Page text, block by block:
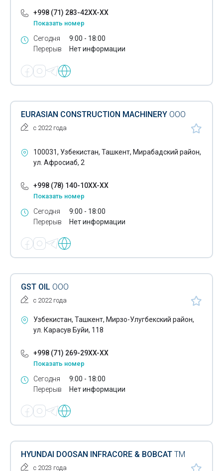
Аренда автобусов
Радиаторы для автобусов
Радиаторы для грузовых автомобилей
Ремонт автомобильных дисков
Ремонт автомобильных коробок передач
Ремонт автостекол
Ремонт коленчатых валов
Ремонт топливной аппаратуры высокого давления
Техосмотр автомобилей
Тормозные жидкости автомобилей
Тормозные колодки
Чистка инжекторов
Шиномонтаж легковых автомобилей
Шины
Эвакуация автомобилей
Электрические автозаправочные станции
Автокраны
Автосалоны грузовых автомобилей
+998 (71) 283-42XX-XX
Показать номер
Сегодня
Перерыв
9:00 - 18:00
Нет информации
EURASIAN CONSTRUCTION MACHINERY ООО
с 2022 года
100031, Узбекистан, Ташкент, Мирабадский район,
ул. Афросиаб, 2
+998 (78) 140-10XX-XX
Показать номер
Сегодня
Перерыв
9:00 - 18:00
Нет информации
GST OIL ООО
с 2022 года
Узбекистан, Ташкент, Мирзо-Улугбекский район,
ул. Карасув Буйи, 118
+998 (71) 269-29XX-XX
Показать номер
Сегодня
Перерыв
9:00 - 18:00
Нет информации
HYUNDAI DOOSAN INFRACORE & BOBCAT ТМ
с 2023 года